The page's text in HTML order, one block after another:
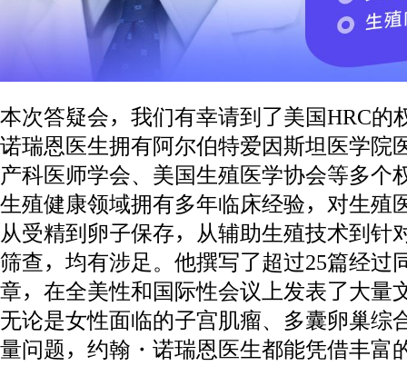
本次答疑会，我们有幸请到了美国HRC的
诺瑞恩医生拥有阿尔伯特爱因斯坦医学院
产科医师学会、美国生殖医学协会等多个
生殖健康领域拥有多年临床经验，对生殖
从受精到卵子保存，从辅助生殖技术到针
筛查，均有涉足。他撰写了超过25篇经过
章，在全美性和国际性会议上发表了大量
无论是女性面临的子宫肌瘤、多囊卵巢综
量问题，约翰・诺瑞恩医生都能凭借丰富